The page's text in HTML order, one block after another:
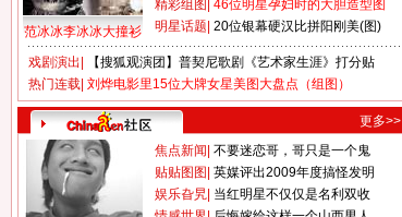
范冰冰李冰冰大撞衫
精彩组图 46位明星孕妇时的大胆造型图
明星话题 20位银幕硬汉比拼阳刚美(图)
戏剧演出
【搜狐观演团】普契尼歌剧《艺术家生涯》打分贴
热门连载 刘烨电影里15位大牌女星美图大盘点（组图）
更多>>
焦点新闻 不要迷恋哥，哥只是一个鬼
贴贴图图 英媒评出2009年度搞怪发明
娱乐旮旯 当红明星不仅仅是名利双收